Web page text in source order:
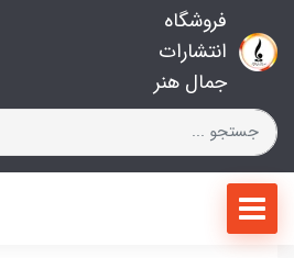
فروشگاه
انتشارات
جمال هنر